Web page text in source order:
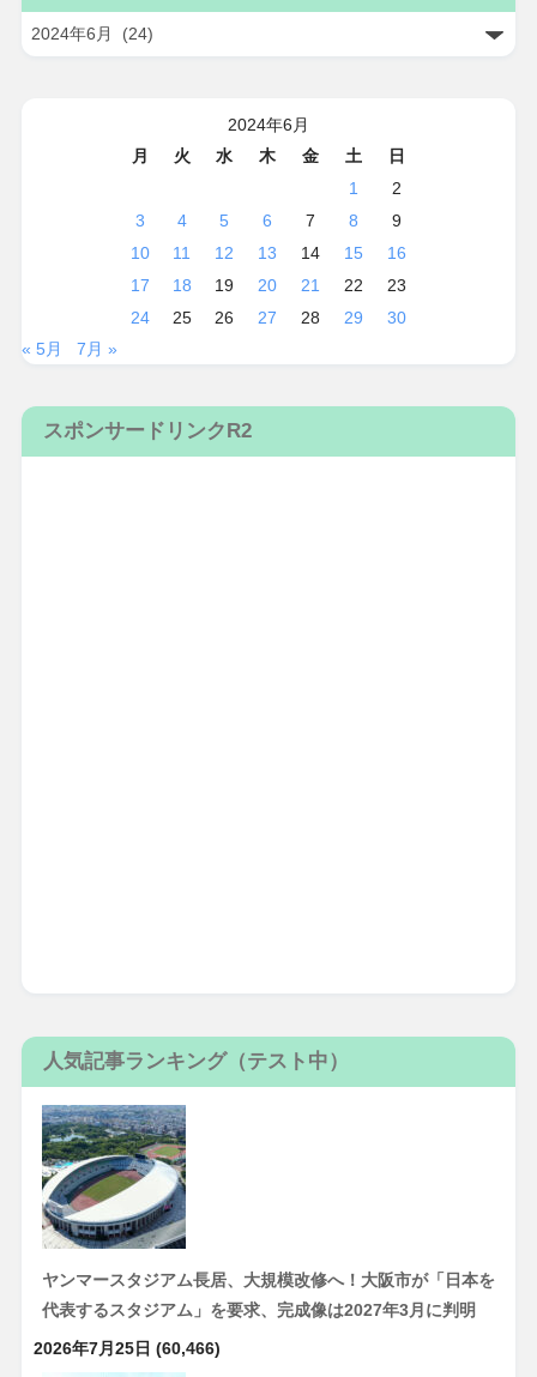
2024年6月
月
火 水 木 金 土
日
1
2
3
4 5 6 7 8
9
10
11 12 13 14 15
16
17
18 19 20 21 22
23
24
25 26 27 28 29
30
« 5月
7月 »
スポンサードリンクR2
人気記事ランキング（テスト中）
ヤンマースタジアム長居、大規模改修へ！大阪市が「日本を
代表するスタジアム」を要求、完成像は2027年3月に判明
2026年7月25日 (60,466)